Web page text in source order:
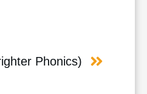
Phonics)